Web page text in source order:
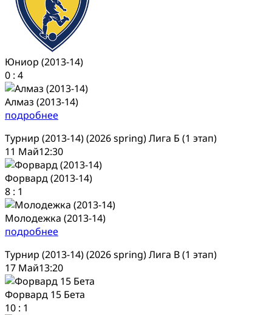
Юниор (2013-14)
0 : 4
Алмаз (2013-14)
подробнее
Турнир (2013-14) (2026 spring) Лига Б (1 этап)
11 Май12:30
Форвард (2013-14)
8 : 1
Молодежка (2013-14)
подробнее
Турнир (2013-14) (2026 spring) Лига В (1 этап)
17 Май13:20
Форвард 15 Бета
10 : 1